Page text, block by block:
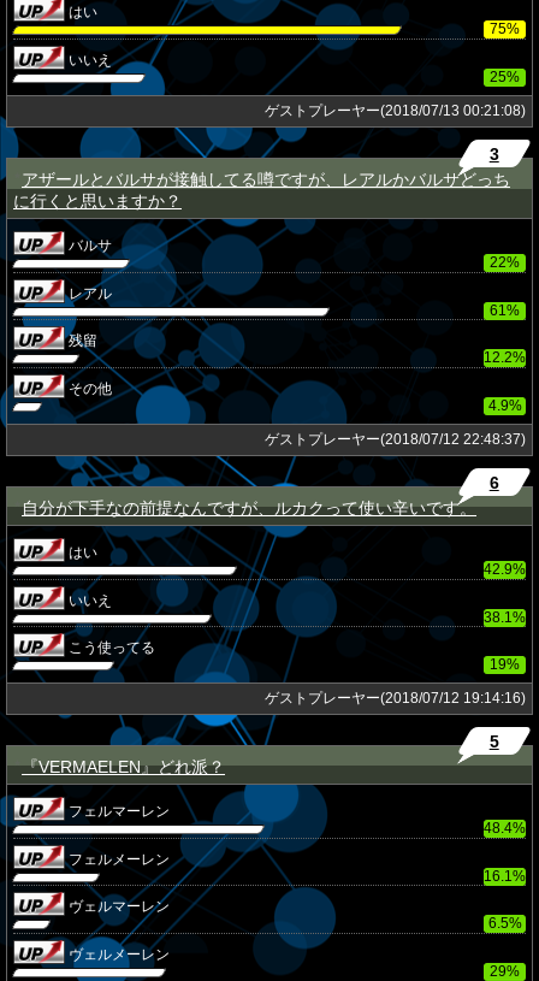
はい
75%
いいえ
25%
ゲストプレーヤー(2018/07/13 00:21:08)
アザールとバルサが接触してる噂ですが、レアルかバルサどっち
に行くと思いますか？
3
バルサ
22%
レアル
61%
残留
12.2%
その他
4.9%
ゲストプレーヤー(2018/07/12 22:48:37)
自分が下手なの前提なんですが、ルカクって使い辛いです。
6
はい
42.9%
いいえ
38.1%
こう使ってる
19%
ゲストプレーヤー(2018/07/12 19:14:16)
『VERMAELEN』どれ派？
5
フェルマーレン
48.4%
フェルメーレン
16.1%
ヴェルマーレン
6.5%
ヴェルメーレン
29%